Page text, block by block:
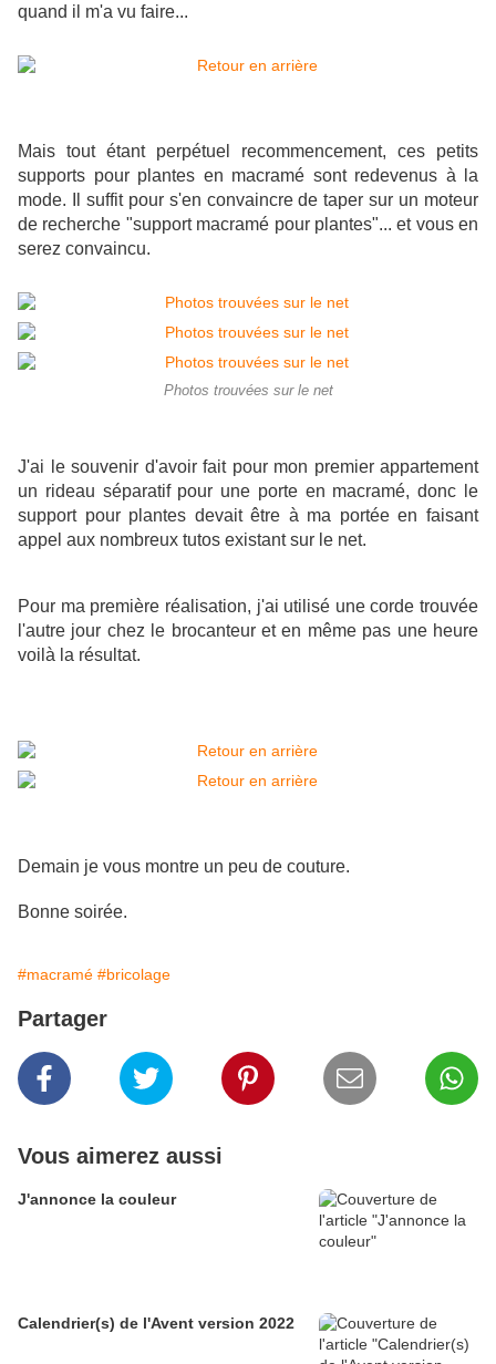
quand il m'a vu faire...
Mais tout étant perpétuel recommencement, ces petits
supports pour plantes en macramé sont redevenus à la
mode. Il suffit pour s'en convaincre de taper sur un moteur
de recherche "support macramé pour plantes"... et vous en
serez convaincu.
Photos trouvées sur le net
J'ai le souvenir d'avoir fait pour mon premier appartement
un rideau séparatif pour une porte en macramé, donc le
support pour plantes devait être à ma portée en faisant
appel aux nombreux tutos existant sur le net.
Pour ma première réalisation, j'ai utilisé une corde trouvée
l'autre jour chez le brocanteur et en même pas une heure
voilà la résultat.
Demain je vous montre un peu de couture.
Bonne soirée.
#macramé #bricolage
Partager
Vous aimerez aussi
J'annonce la couleur
Calendrier(s) de l'Avent version 2022